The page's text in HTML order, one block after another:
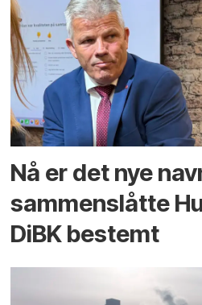
Nå er det nye
sammenslåtte
DiBK bestemt